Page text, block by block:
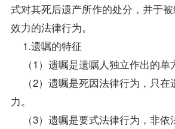
式对其死后遗产所作的处分，并于
效力的法律行为。
1.遗嘱的特征
（1）遗嘱是遗嘱人独立作出的单
（2）遗嘱是死因法律行为，只在
力。
（3）遗嘱是要式法律行为，非依